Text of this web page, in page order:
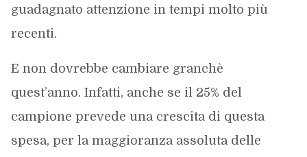
guadagnato attenzione in tempi molto più
recenti.
E non dovrebbe cambiare granchè
quest’anno. Infatti, anche se il 25% del
campione prevede una crescita di questa
spesa, per la maggioranza assoluta delle